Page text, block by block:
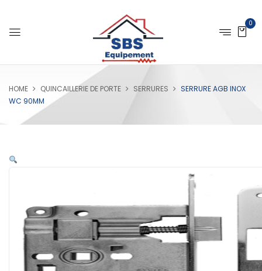
0
HOME QUINCAILLERIE DE PORTE SERRURES
SERRURE AGB INOX
WC 90MM